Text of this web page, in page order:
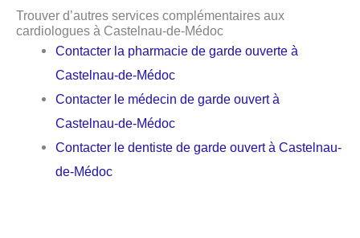
Trouver d’autres services complémentaires aux
cardiologues à Castelnau-de-Médoc
Contacter la pharmacie de garde ouverte à
Castelnau-de-Médoc
Contacter le médecin de garde ouvert à
Castelnau-de-Médoc
Contacter le dentiste de garde ouvert à Castelnau-
de-Médoc